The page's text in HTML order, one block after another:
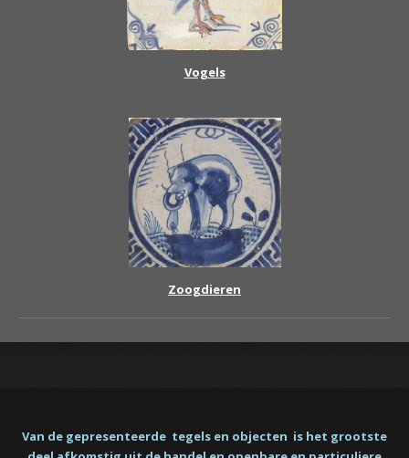
Vogels
Zoogdieren
Van de gepresenteerde tegels en objecten is het grootste